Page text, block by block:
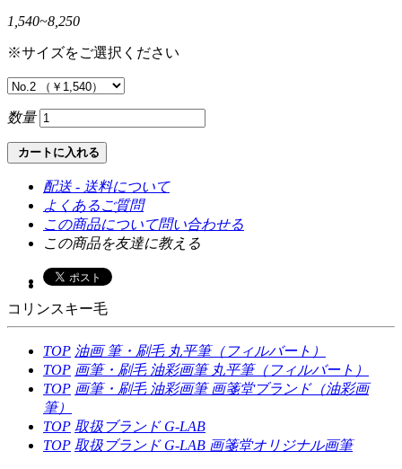
1,540~8,250
※サイズをご選択ください
数量
カートに入れる
配送 - 送料について
よくあるご質問
この商品について問い合わせる
この商品を友達に教える
コリンスキー毛
TOP 油画筆・刷毛 丸平筆（フィルバート）
TOP 画筆・刷毛 油彩画筆 丸平筆（フィルバート）
TOP 画筆・刷毛 油彩画筆画箋堂ブランド（油彩画
筆）
TOP 取扱ブランド G-LAB
TOP 取扱ブランド G-LAB 画箋堂オリジナル画筆